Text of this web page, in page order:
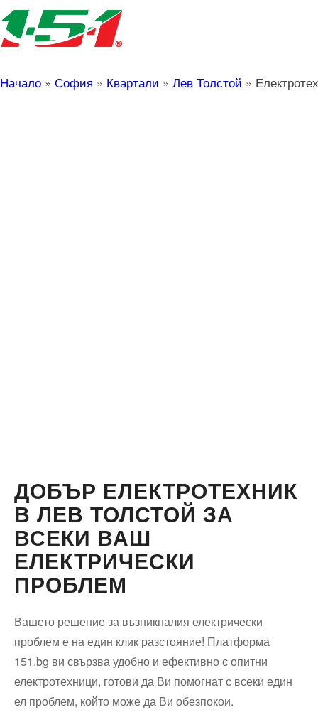
Начало » София » Квартали » Лев Толстой »
ДОБЪР ЕЛЕКТРОТЕХНИК
В ЛЕВ ТОЛСТОЙ ЗА
ВСЕКИ ВАШ
ЕЛЕКТРИЧЕСКИ
ПРОБЛЕМ
Вашето решение за възникналия електрически
проблем е на един клик разстояние! Платформа
151.bg ви свързва удобно и ефективно с опитни
електротехници, готови да Ви помогнат с всеки един
ел проблем, който може да Ви обезпокои.